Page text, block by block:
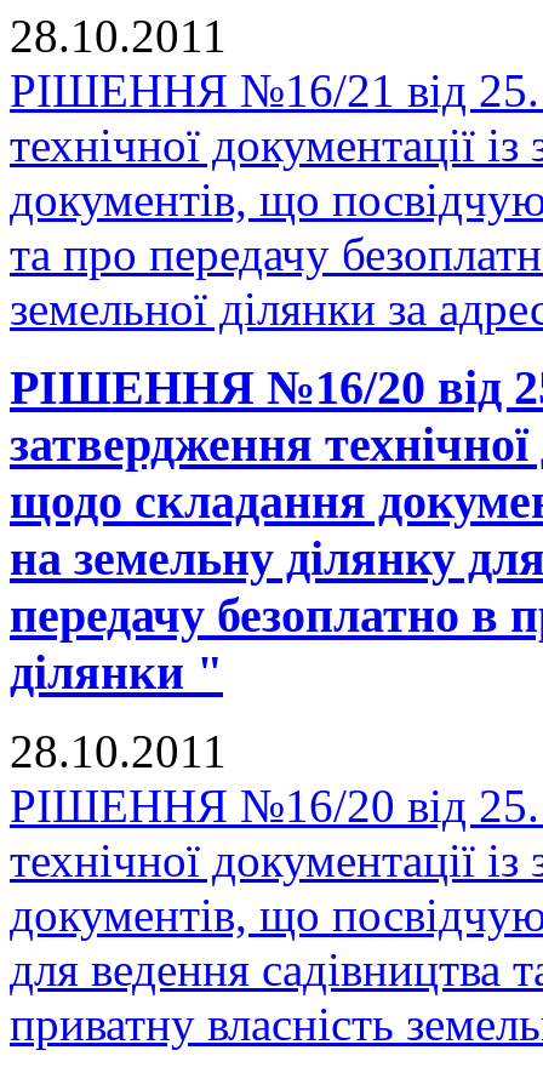
28.10.2011
РІШЕННЯ №16/21 від
технічної документації
документів, що
та про передачу
земельної ділянки за
РІШЕННЯ №16/20 від
затвердження
щодо складання
на земельну ділянку
передачу безоплатно в
ділянки "
28.10.2011
РІШЕННЯ №16/20 від
технічної документації
документів, що
для ведення садівництва
приватну власність